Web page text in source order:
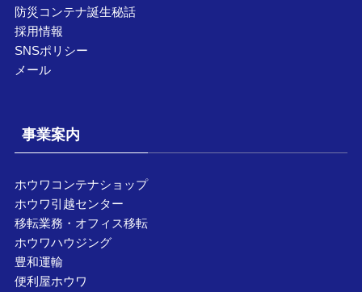
防災コンテナ誕生秘話
採用情報
SNSポリシー
メール
事業案内
ホウワコンテナショップ
ホウワ引越センター
移転業務・オフィス移転
ホウワハウジング
豊和運輸
便利屋ホウワ